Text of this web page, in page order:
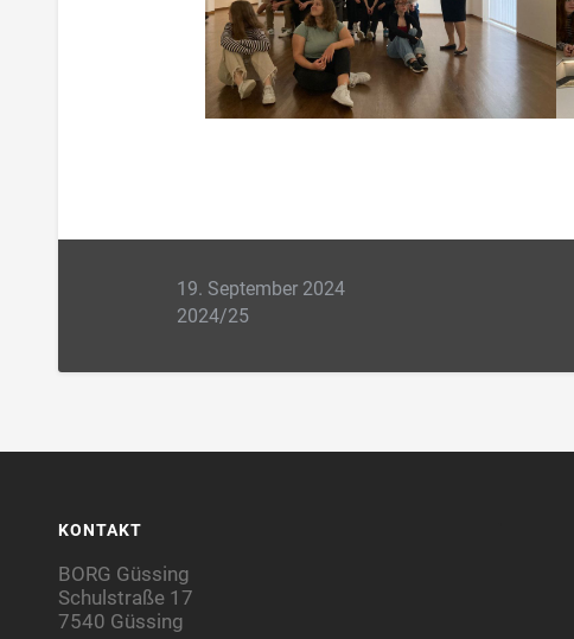
19. September 2024
2024/25
KONTAKT
BORG Güssing
Schulstraße 17
7540 Güssing